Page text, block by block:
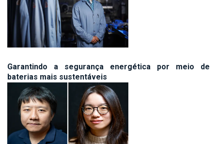
Garantindo a segurança energética por meio de
baterias mais sustentáveis